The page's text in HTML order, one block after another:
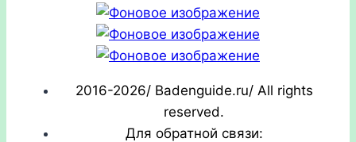
2016-2026/ Badenguide.ru/ All rights
reserved.
Для обратной связи: